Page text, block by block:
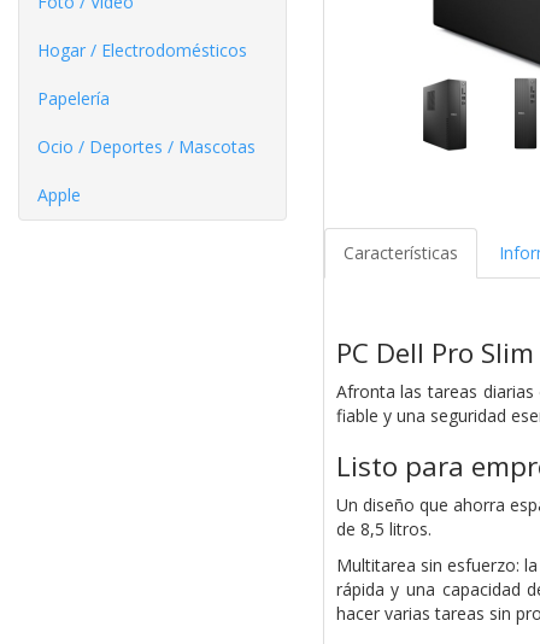
Hogar / Electrodomésticos
Papelería
Ocio / Deportes / Mascotas
Apple
Características
PC Dell Pro
Afronta las tareas
fiable y una seguridad
Listo para
Un diseño que ahorra
de 8,5 litros.
Multitarea sin esfuerzo:
rápida y una capacidad
hacer varias tareas sin